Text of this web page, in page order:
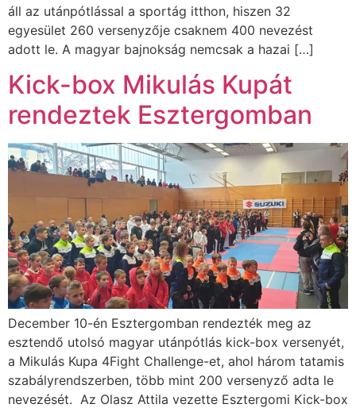
áll az utánpótlással a sportág itthon, hiszen 32
egyesület 260 versenyzője csaknem 400 nevezést
adott le. A magyar bajnokság nemcsak a hazai […]
Kick-box Mikulás Kupát
rendeztek Esztergomban
December 10-én Esztergomban rendezték meg az
esztendő utolsó magyar utánpótlás kick-box versenyét,
a Mikulás Kupa 4Fight Challenge-et, ahol három tatamis
szabályrendszerben, több mint 200 versenyző adta le
nevezését. Az Olasz Attila vezette Esztergomi Kick-box